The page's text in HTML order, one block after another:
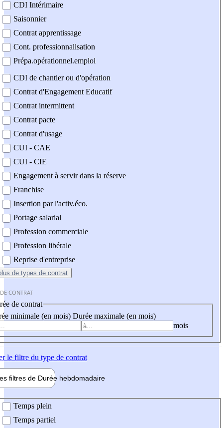
CDI Intérimaire
Saisonnier
Contrat apprentissage
Cont. professionnalisation
Prépa.opérationnel.emploi
CDI de chantier ou d'opération
Contrat d'Engagement Educatif
Contrat intermittent
Contrat pacte
Contrat d'usage
CUI - CAE
CUI - CIE
Engagement à servir dans la réserve
Franchise
Insertion par l'activ.éco.
Portage salarial
Profession commerciale
Profession libérale
Reprise d'entreprise
de types de contrat
CONTRAT
de contrat
minimale (en mois) Durée maximale (en mois)
mois
le filtre du type de contrat
filtres de Durée hebdomadaire
Temps plein
Temps partiel